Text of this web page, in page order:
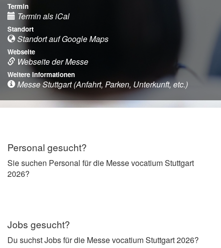
Termin
Termin als iCal
Standort
Standort auf Google Maps
Webseite
Webseite der Messe
Weitere Informationen
Messe Stuttgart (Anfahrt, Parken, Unterkunft, etc.)
Personal gesucht?
Sie suchen Personal für die Messe vocatium Stuttgart
2026?
Jobs gesucht?
Du suchst Jobs für die Messe vocatium Stuttgart 2026?